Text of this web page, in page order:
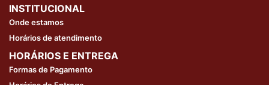
INSTITUCIONAL
Onde estamos
Horários de atendimento
HORÁRIOS E ENTREGA
Formas de Pagamento